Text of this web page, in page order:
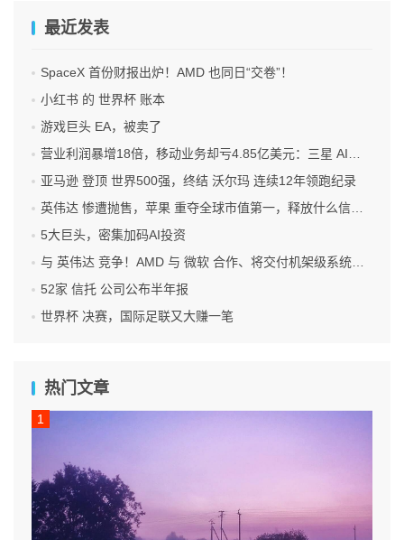
最近发表
SpaceX 首份财报出炉！AMD 也同日“交卷”！
小红书 的 世界杯 账本
游戏巨头 EA，被卖了
营业利润暴增18倍，移动业务却亏4.85亿美元：三星 AI红利的另一面
亚马逊 登顶 世界500强，终结 沃尔玛 连续12年领跑纪录
英伟达 惨遭抛售，苹果 重夺全球市值第一，释放什么信号？
5大巨头，密集加码AI投资
与 英伟达 竞争！AMD 与 微软 合作、将交付机架级系统Helios
52家 信托 公司公布半年报
世界杯 决赛，国际足联又大赚一笔
热门文章